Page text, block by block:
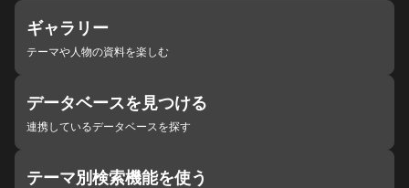
ギャラリー
テーマや人物の資料を楽しむ
データベースを見つける
連携しているデータベースを探す
テーマ別検索機能を使う